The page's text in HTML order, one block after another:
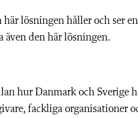
lösningen håller och ser
även den här lösningen.
hur Danmark och Sverige
fackliga organisationer